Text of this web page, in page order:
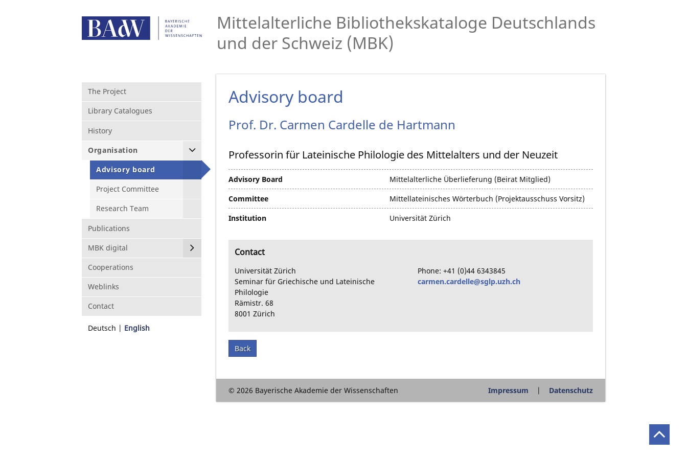
Mittelalterliche Bibliothekskataloge Deutschlands
und der Schweiz (MBK)
The Project
Library Catalogues
History
Organisation
Advisory board
Project Committee
Research Team
Publications
MBK digital
Cooperations
Weblinks
Contact
Deutsch English
Advisory board
Prof. Dr. Carmen Cardelle de Hartmann
Professorin für Lateinische Philologie des Mittelalters und der Neuzeit
Advisory Board
Mittelalterliche Überlieferung (Beirat Mitglied)
Committee
Mittellateinisches Wörterbuch (Projektausschuss Vorsitz)
Institution
Universität Zürich
Contact
Universität Zürich
Seminar für Griechische und Lateinische
Philologie
Rämistr. 68
8001 Zürich
Phone: +41 (0)44 6343845
carmen.cardelle@sglp.uzh.ch
Back
© 2026 Bayerische Akademie der Wissenschaften Impressum Datenschutz